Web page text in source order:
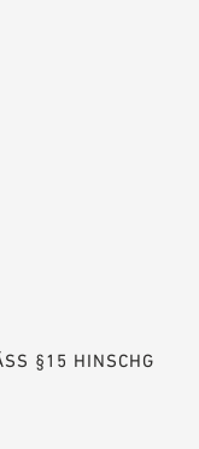
§15 HINSCHG